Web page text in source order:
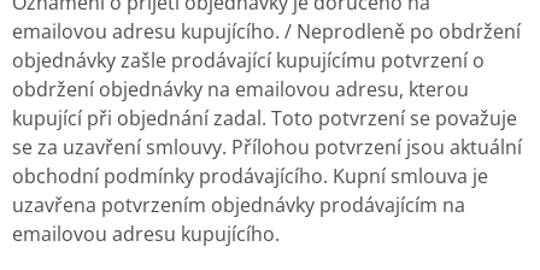
emailovou adresu kupujícího. / Neprodleně po obdržení
objednávky zašle prodávající kupujícímu potvrzení o
obdržení objednávky na emailovou adresu, kterou
kupující při objednání zadal. Toto potvrzení se považuje
se za uzavření smlouvy. Přílohou potvrzení jsou aktuální
obchodní podmínky prodávajícího. Kupní smlouva je
uzavřena potvrzením objednávky prodávajícím na
emailovou adresu kupujícího.